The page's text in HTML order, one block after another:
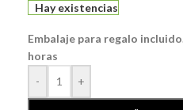
Hay existencias
Embalaje para regalo
horas
-
+